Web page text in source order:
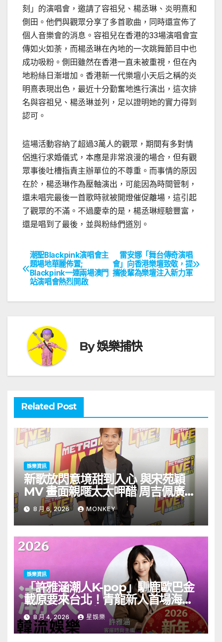
刻」的演唱會，邀請了容祖兒、楊丞琳、炎明熹和
側田。他們與觀眾分享了多首歌曲，同時還宣佈了
個人音樂會的消息。容祖兒在香港的33場演唱會宣
傳如火如荼，而楊丞琳在內地的一次跳舞節目中也
成功吸粉。側田雖然在香港一直未被重視，但在內
地粉絲日漸增加。香港新一代樂壇小天后之稱的炎
明熹表現出色，最近十分勤奮地進行演出，這次排
名與容祖兒、楊丞琳並列，足以證明她的實力得到
認可。
這場活動容納了超過3萬人的觀眾，期間有多對情
侶進行求婚儀式，本應是非常浪漫的場合，但有觀
眾事後吐槽指責主辦單位的不尊重。而事情的原因
在於，楊丞琳作為壓軸演出，可能因為時間管制，
還未唱完最後一首歌時就被開燈催促離場，這引起
了觀眾的不滿。不過慶幸的是，楊丞琳經驗豐富，
還是唱到了最後，並與粉絲們道別。
文
章
導
雷安娜「舞台傳奇演唱
會」向香港樂壇致敬，提
攜後輩為樂壇注入新力軍
潮聖Blackpink演唱會主
題場地華麗佈置;
Blackpink一連兩場澳門
站演唱會熱烈開啟
By娛樂捕快
Related Post
娛樂資訊
新歌放閃意境甜到入心 與宋苑穎
MV 畫面親暱太太呷醋 周吉佩廣州
一日三場熱血 Busking
8 月 6, 2026 MONKEY
娛樂資訊
「許雅涵潮人K-pop」馴鹿歐巴金
載原要來台北！青龍新人首場海外
見面會8/9開搶
8 月 4, 2026 星娛樂